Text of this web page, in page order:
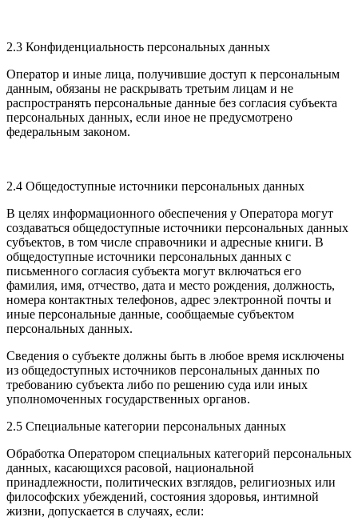
2.3 Конфиденциальность персональных данных
Оператор и иные лица, получившие доступ к персональным
данным, обязаны не раскрывать третьим лицам и не
распространять персональные данные без согласия субъекта
персональных данных, если иное не предусмотрено
федеральным законом.
2.4 Общедоступные источники персональных данных
В целях информационного обеспечения у Оператора могут
создаваться общедоступные источники персональных данных
субъектов, в том числе справочники и адресные книги. В
общедоступные источники персональных данных с
письменного согласия субъекта могут включаться его
фамилия, имя, отчество, дата и место рождения, должность,
номера контактных телефонов, адрес электронной почты и
иные персональные данные, сообщаемые субъектом
персональных данных.
Сведения о субъекте должны быть в любое время исключены
из общедоступных источников персональных данных по
требованию субъекта либо по решению суда или иных
уполномоченных государственных органов.
2.5 Специальные категории персональных данных
Обработка Оператором специальных категорий персональных
данных, касающихся расовой, национальной
принадлежности, политических взглядов, религиозных или
философских убеждений, состояния здоровья, интимной
жизни, допускается в случаях, если: